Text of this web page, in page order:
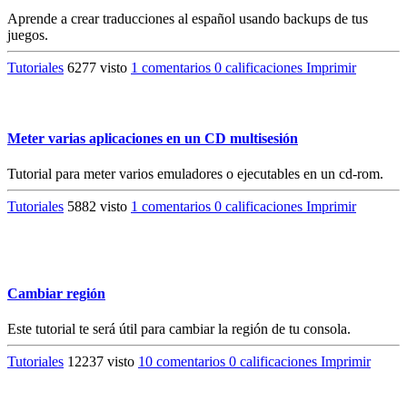
Aprende a crear traducciones al español usando backups de tus
juegos.
Tutoriales 6277 visto 1 comentarios 0 calificaciones Imprimir
Meter varias aplicaciones en un CD multisesión
Tutorial para meter varios emuladores o ejecutables en un cd-rom.
Tutoriales 5882 visto 1 comentarios 0 calificaciones Imprimir
Cambiar región
Este tutorial te será útil para cambiar la región de tu consola.
Tutoriales 12237 visto 10 comentarios 0 calificaciones Imprimir